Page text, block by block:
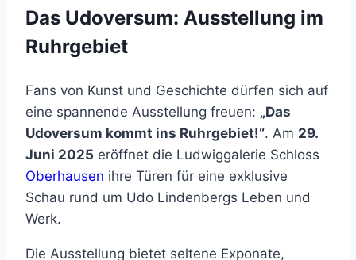
Das Udoversum: Ausstellung im
Ruhrgebiet
Fans von Kunst und Geschichte dürfen sich auf
eine spannende Ausstellung freuen: „Das
Udoversum kommt ins Ruhrgebiet!“. Am 29.
Juni 2025 eröffnet die Ludwiggalerie Schloss
Oberhausen ihre Türen für eine exklusive
Schau rund um Udo Lindenbergs Leben und
Werk.
Die Ausstellung bietet seltene Exponate,